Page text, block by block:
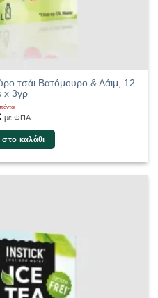
τσάι Βατόμουρο & Λάιμ, 12
x 3γρ
με ΦΠΑ
καλάθι